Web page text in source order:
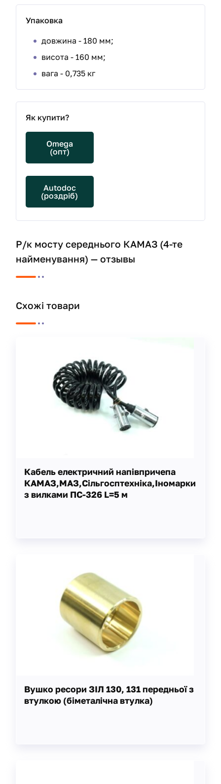
Упаковка
довжина - 180 мм;
висота - 160 мм;
вага - 0,735 кг
Як купити?
Omega
(опт)
Autodoc
(роздріб)
Р/к мосту середнього КАМАЗ (4-те
найменування) — отзывы
Схожі товари
Кабель електричний напівпричепа
КАМАЗ,МАЗ,Сільгосптехніка,Іномарки
з вилками ПС-326 L=5 м
Вушко ресори ЗІЛ 130, 131 передньої з
втулкою (біметалічна втулка)